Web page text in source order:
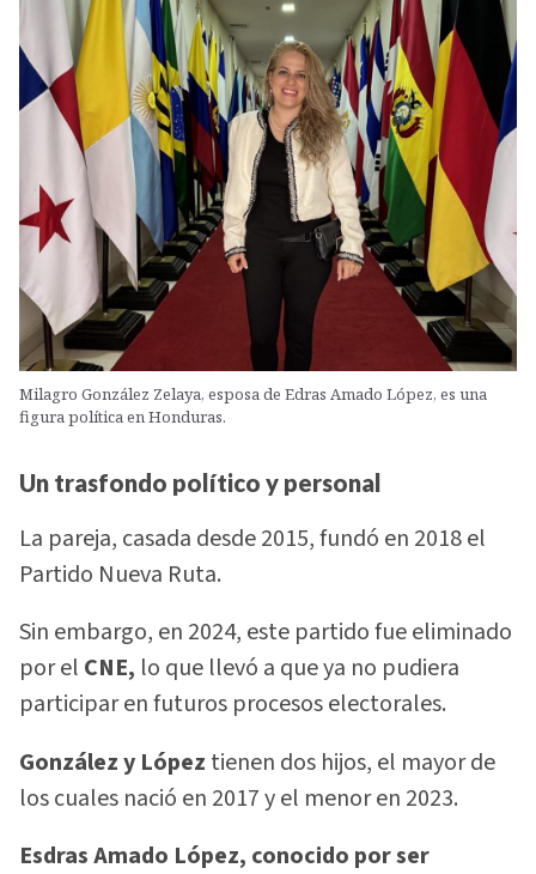
Milagro González Zelaya, esposa de Edras Amado López, es una
figura política en Honduras.
Un trasfondo político y personal
La pareja, casada desde 2015, fundó en 2018 el
Partido Nueva Ruta.
Sin embargo, en 2024, este partido fue eliminado
por el CNE, lo que llevó a que ya no pudiera
participar en futuros procesos electorales.
González y López tienen dos hijos, el mayor de
los cuales nació en 2017 y el menor en 2023.
Esdras Amado López, conocido por ser